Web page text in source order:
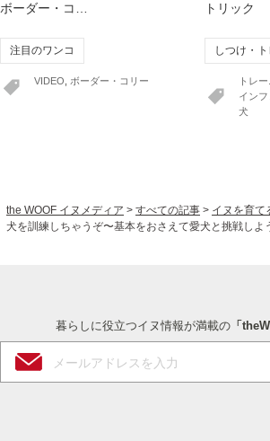
ボーダー・コ…
注目のワンコ
VIDEO ボーダー・コリー
トリック
しつけ・
トレ
インフ
犬
the WOOF イヌメディア > すべての記事 > イヌを育て
犬を訓練しちゃうぞ〜基本をおさえて愛犬と挑戦しよ
暮らしに役立つイヌ情報が満載の「